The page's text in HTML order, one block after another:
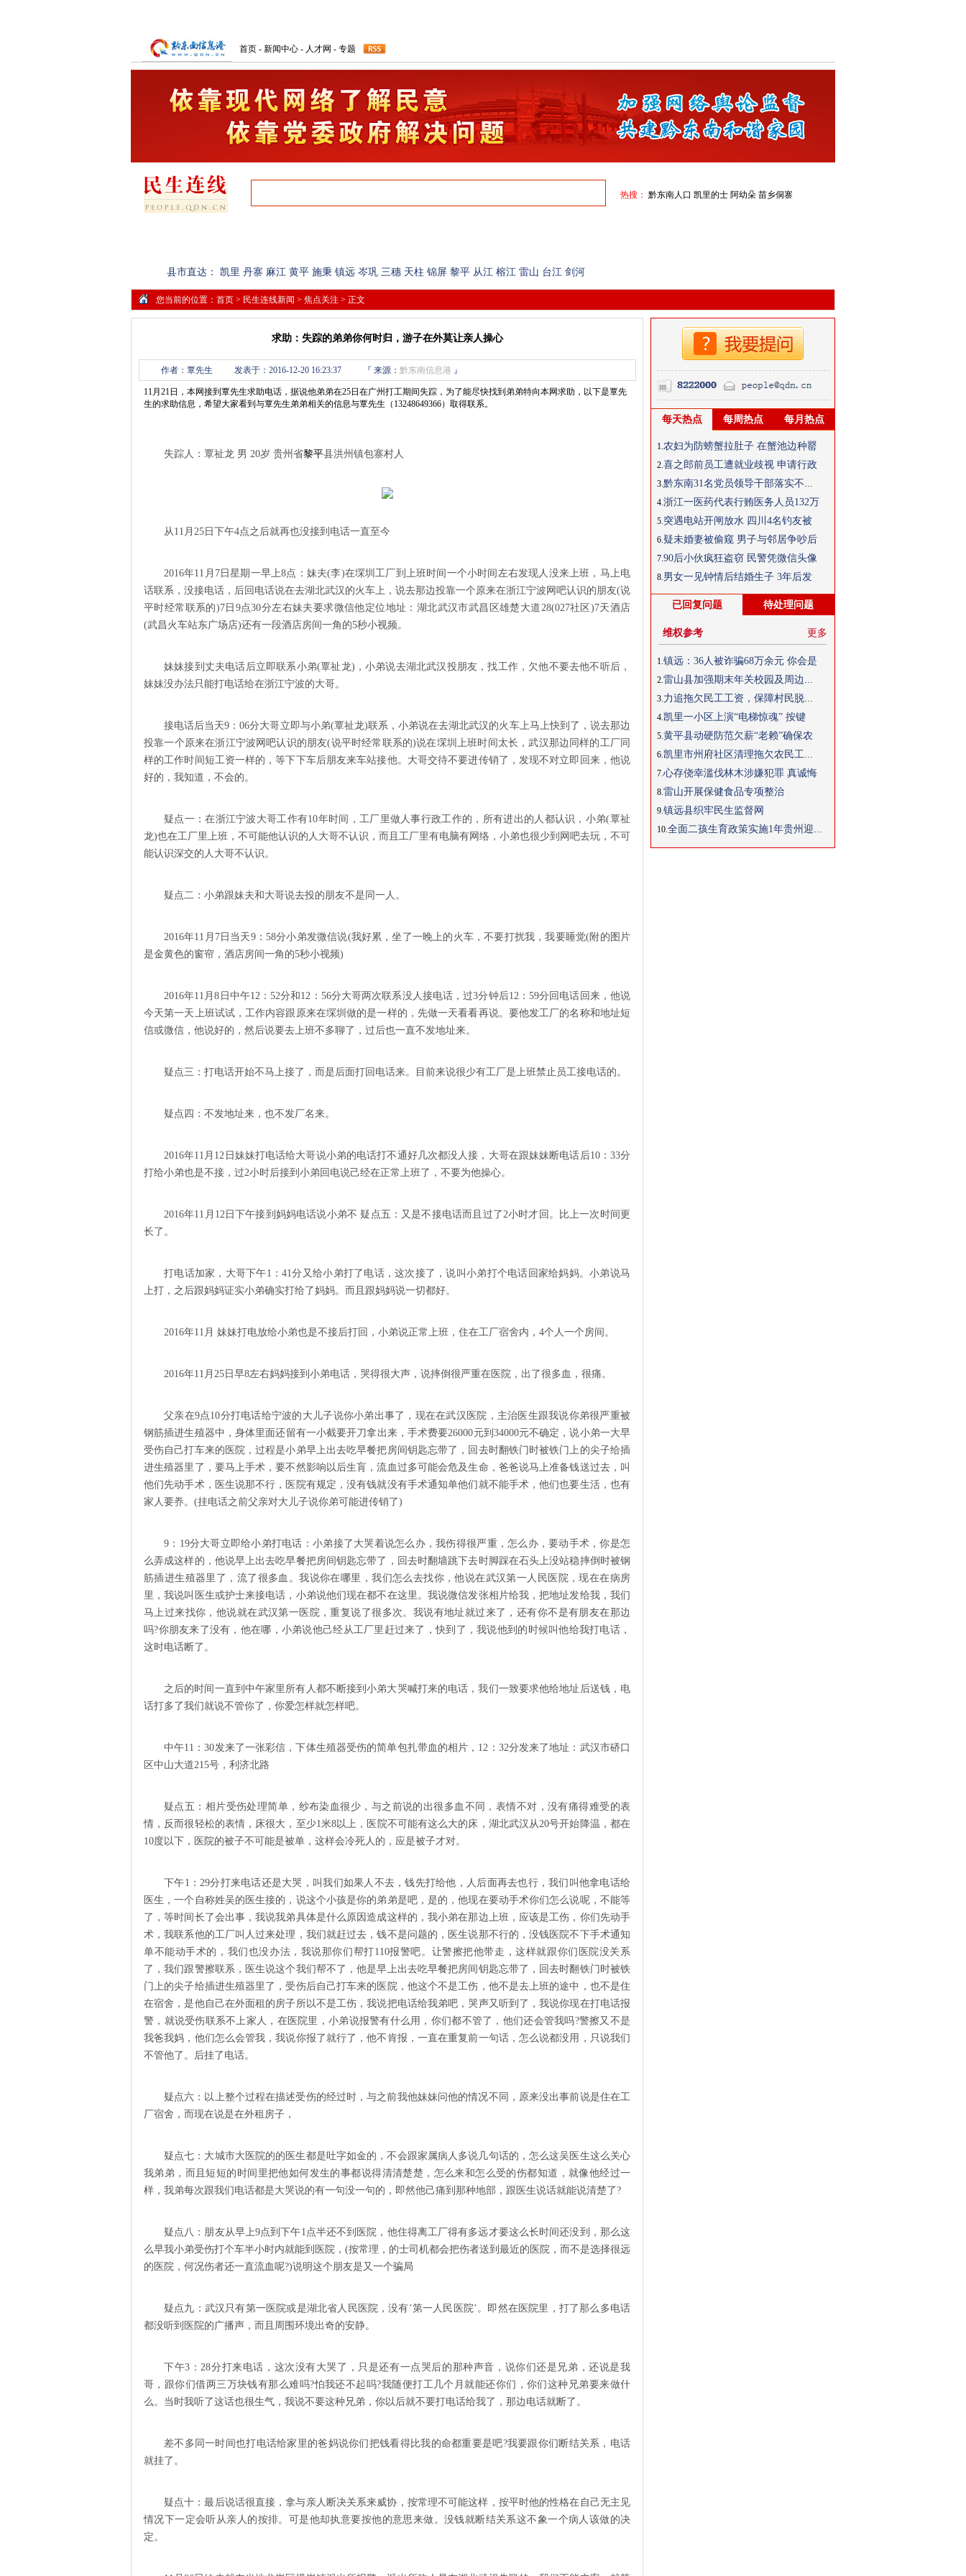
首页 - 新闻中心 - 人才网 - 专题
热搜： 黔东南人口 凯里的士 阿幼朵 苗乡侗寨
县市直达： 凯里 丹寨 麻江 黄平 施秉 镇远 岑巩 三穗 天柱 锦屏 黎平 从江 榕江 雷山 台江 剑河
您当前的位置： 首页 > 民生连线新闻 > 焦点关注 > 正文
求助：失踪的弟弟你何时归，游子在外莫让亲人操心
作者：覃先生 发表于：2016-12-20 16:23:37 『 来源： 黔东南信息港 』
11月21日，本网接到覃先生求助电话，据说他弟弟在25日在广州打工期间失踪，为了能尽快找到弟弟特向本网求助，以下是覃先
生的求助信息，希望大家看到与覃先生弟弟相关的信息与覃先生（13248649366）取得联系。
失踪人：覃祉龙 男 20岁 贵州省黎平县洪州镇包寨村人
从11月25日下午4点之后就再也没接到电话一直至今
2016年11月7日星期一早上8点：妹夫(李)在堔圳工厂到上班时间一个小时间左右发现人没来上班，马上电
话联系，没接电话，后回电话说在去湖北武汉的火车上，说去那边投靠一个原来在浙江宁波网吧认识的朋友(说
平时经常联系的)7日9点30分左右妹夫要求微信他定位地址：湖北武汉市武昌区雄楚大道28(027社区)7天酒店
(武昌火车站东广场店)还有一段酒店房间一角的5秒小视频。
妹妹接到丈夫电话后立即联系小弟(覃祉龙)，小弟说去湖北武汉投朋友，找工作，欠他不要去他不听后，
妹妹没办法只能打电话给在浙江宁波的大哥。
接电话后当天9：06分大哥立即与小弟(覃祉龙)联系，小弟说在去湖北武汉的火车上马上快到了，说去那边
投靠一个原来在浙江宁波网吧认识的朋友(说平时经常联系的)说在堔圳上班时间太长，武汉那边同样的工厂同
样的工作时间短工资一样的，等下下车后朋友来车站接他。大哥交待不要进传销了，发现不对立即回来，他说
好的，我知道，不会的。
疑点一：在浙江宁波大哥工作有10年时间，工厂里做人事行政工作的，所有进出的人都认识，小弟(覃祉
龙)也在工厂里上班，不可能他认识的人大哥不认识，而且工厂里有电脑有网络，小弟也很少到网吧去玩，不可
能认识深交的人大哥不认识。
疑点二：小弟跟妹夫和大哥说去投的朋友不是同一人。
2016年11月7日当天9：58分小弟发微信说(我好累，坐了一晚上的火车，不要打扰我，我要睡觉(附的图片
是金黄色的窗帘，酒店房间一角的5秒小视频)
2016年11月8日中午12：52分和12：56分大哥两次联系没人接电话，过3分钟后12：59分回电话回来，他说
今天第一天上班试试，工作内容跟原来在堔圳做的是一样的，先做一天看看再说。要他发工厂的名称和地址短
信或微信，他说好的，然后说要去上班不多聊了，过后也一直不发地址来。
疑点三：打电话开始不马上接了，而是后面打回电话来。目前来说很少有工厂是上班禁止员工接电话的。
疑点四：不发地址来，也不发厂名来。
2016年11月12日妹妹打电话给大哥说小弟的电话打不通好几次都没人接，大哥在跟妹妹断电话后10：33分
打给小弟也是不接，过2小时后接到小弟回电说己经在正常上班了，不要为他操心。
2016年11月12日下午接到妈妈电话说小弟不 疑点五：又是不接电话而且过了2小时才回。比上一次时间更
长了。
打电话加家，大哥下午1：41分又给小弟打了电话，这次接了，说叫小弟打个电话回家给妈妈。小弟说马
上打，之后跟妈妈证实小弟确实打给了妈妈。而且跟妈妈说一切都好。
2016年11月 妹妹打电放给小弟也是不接后打回，小弟说正常上班，住在工厂宿舍内，4个人一个房间。
2016年11月25日早8左右妈妈接到小弟电话，哭得很大声，说摔倒很严重在医院，出了很多血，很痛。
父亲在9点10分打电话给宁波的大儿子说你小弟出事了，现在在武汉医院，主治医生跟我说你弟很严重被
钢筋插进生殖器中，身体里面还留有一小截要开刀拿出来，手术费要26000元到34000元不确定，说小弟一大早
受伤自己打车来的医院，过程是小弟早上出去吃早餐把房间钥匙忘带了，回去时翻铁门时被铁门上的尖子给插
进生殖器里了，要马上手术，要不然影响以后生肓，流血过多可能会危及生命，爸爸说马上准备钱送过去，叫
他们先动手术，医生说那不行，医院有规定，没有钱就没有手术通知单他们就不能手术，他们也要生活，也有
家人要奍。(挂电话之前父亲对大儿子说你弟可能进传销了)
9：19分大哥立即给小弟打电话：小弟接了大哭着说怎么办，我伤得很严重，怎么办，要动手术，你是怎
么弄成这样的，他说早上出去吃早餐把房间钥匙忘带了，回去时翻墙跳下去时脚踩在石头上没站稳摔倒时被钢
筋插进生殖器里了，流了很多血。我说你在哪里，我们怎么去找你，他说在武汉第一人民医院，现在在病房
里，我说叫医生或护士来接电话，小弟说他们现在都不在这里。我说微信发张相片给我，把地址发给我，我们
马上过来找你，他说就在武汉第一医院，重复说了很多次。我说有地址就过来了，还有你不是有朋友在那边
吗?你朋友来了没有，他在哪，小弟说他己经从工厂里赶过来了，快到了，我说他到的时候叫他给我打电话，
这时电话断了。
之后的时间一直到中午家里所有人都不断接到小弟大哭喊打来的电话，我们一致要求他给地址后送钱，电
话打多了我们就说不管你了，你爱怎样就怎样吧。
中午11：30发来了一张彩信，下体生殖器受伤的简单包扎带血的相片，12：32分发来了地址：武汉市硚口
区中山大道215号，利济北路
疑点五：相片受伤处理简单，纱布染血很少，与之前说的出很多血不同，表情不对，没有痛得难受的表
情，反而很轻松的表情，床很大，至少1米8以上，医院不可能有这么大的床，湖北武汉从20号开始降温，都在
10度以下，医院的被子不可能是被单，这样会冷死人的，应是被子才对。
下午1：29分打来电话还是大哭，叫我们如果人不去，钱先打给他，人后面再去也行，我们叫他拿电话给
医生，一个自称姓吴的医生接的，说这个小孩是你的弟弟是吧，是的，他现在要动手术你们怎么说呢，不能等
了，等时间长了会出事，我说我弟具体是什么原因造成这样的，我小弟在那边上班，应该是工伤，你们先动手
术，我联系他的工厂叫人过来处理，我们就赶过去，钱不是问题的，医生说那不行的，没钱医院不下手术通知
单不能动手术的，我们也没办法，我说那你们帮打110报警吧。让警擦把他带走，这样就跟你们医院没关系
了，我们跟警擦联系，医生说这个我们帮不了，他是早上出去吃早餐把房间钥匙忘带了，回去时翻铁门时被铁
门上的尖子给插进生殖器里了，受伤后自己打车来的医院，他这个不是工伤，他不是去上班的途中，也不是住
在宿舍，是他自己在外面租的房子所以不是工伤，我说把电话给我弟吧，哭声又听到了，我说你现在打电话报
警，就说受伤联系不上家人，在医院里，小弟说报警有什么用，你们都不管了，他们还会管我吗?警擦又不是
我爸我妈，他们怎么会管我，我说你报了就行了，他不肯报，一直在重复前一句话，怎么说都没用，只说我们
不管他了。后挂了电话。
疑点六：以上整个过程在描述受伤的经过时，与之前我他妹妹问他的情况不同，原来没出事前说是住在工
厂宿舍，而现在说是在外租房子，
疑点七：大城市大医院的的医生都是吐字如金的，不会跟家属病人多说几句话的，怎么这吴医生这么关心
我弟弟，而且短短的时间里把他如何发生的事都说得清清楚楚，怎么来和怎么受的伤都知道，就像他经过一
样，我弟每次跟我们电话都是大哭说的有一句没一句的，即然他己痛到那种地部，跟医生说话就能说清楚了?
疑点八：朋友从早上9点到下午1点半还不到医院，他住得离工厂得有多远才要这么长时间还没到，那么这
么早我小弟受伤打个车半小时内就能到医院，(按常理，的士司机都会把伤者送到最近的医院，而不是选择很远
的医院，何况伤者还一直流血呢?)说明这个朋友是又一个骗局
疑点九：武汉只有第一医院或是湖北省人民医院，没有’第一人民医院’。即然在医院里，打了那么多电话
都没听到医院的广播声，而且周围环境出奇的安静。
下午3：28分打来电话，这次没有大哭了，只是还有一点哭后的那种声音，说你们还是兄弟，还说是我
哥，跟你们借两三万块钱有那么难吗?怕我还不起吗?我随便打工几个月就能还你们，你们这种兄弟要来做什
么。当时我听了这话也很生气，我说不要这种兄弟，你以后就不要打电话给我了，那边电话就断了。
差不多同一时间也打电话给家里的爸妈说你们把钱看得比我的命都重要是吧?我要跟你们断结关系，电话
就挂了。
疑点十：最后说话很直接，拿与亲人断决关系来威协，按常理不可能这样，按平时他的性格在自己无主见
情况下一定会听从亲人的按排。可是他却执意要按他的意思来做。没钱就断结关系这不象一个病人该做的决
定。
每天热点 每周热点 每月热点
1.农妇为防螃蟹拉肚子 在蟹池边种罂
2.喜之郎前员工遭就业歧视 申请行政
3.黔东南31名党员领导干部落实不力被
4.浙江一医药代表行贿医务人员132万
5.突遇电站开闸放水 四川4名钓友被
6.疑未婚妻被偷窥 男子与邻居争吵后
7.90后小伙疯狂盗窃 民警凭微信头像
8.男女一见钟情后结婚生子 3年后发
已回复问题 待处理问题
维权参考 更多
1.镇远：36人被诈骗68万余元 你会是
2.雷山县加强期末年关校园及周边安全
3.力追拖欠民工工资，保障村民脱贫信
4.凯里一小区上演“电梯惊魂” 按键
5.黄平县动硬防范欠薪“老赖”确保农
6.凯里市州府社区清理拖欠农民工工资
7.心存侥幸滥伐林木涉嫌犯罪 真诚悔
8.雷山开展保健食品专项整治
9.镇远县织牢民生监督网
10.全面二孩生育政策实施1年贵州迎来